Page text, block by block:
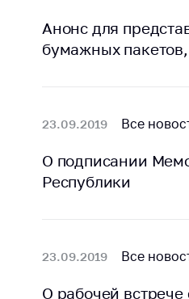
Защита
Новости
Анонс для
бумажных
23.09.2019 Все
О подписании
Республики
23.09.2019 Все
О рабочей